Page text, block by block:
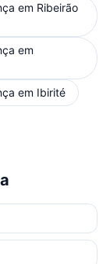
em Ribeirão
em
em Ibirité